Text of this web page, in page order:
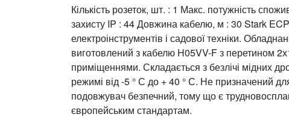
Кількість розеток, шт. : 1 Макс. потужність
захисту IP : 44 Довжина кабелю, м : 30 Stark
електроінструментів і садової техніки.
виготовлений з кабелю H05VV-F з перетином
приміщеннями. Складається з безлічі мідних
режимі від -5 ° С до + 40 ° С. Не призначений
подовжувач безпечний, тому що є
європейським стандартам.